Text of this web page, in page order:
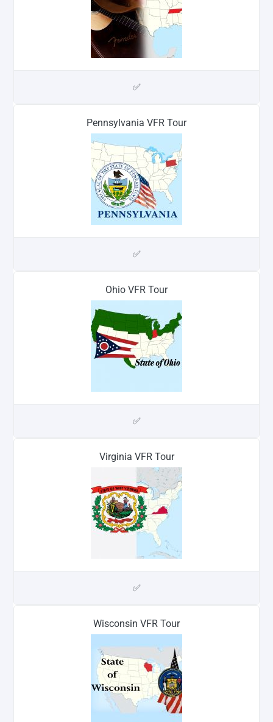
✅
Pennsylvania VFR Tour
✅
Ohio VFR Tour
✅
Virginia VFR Tour
✅
Wisconsin VFR Tour